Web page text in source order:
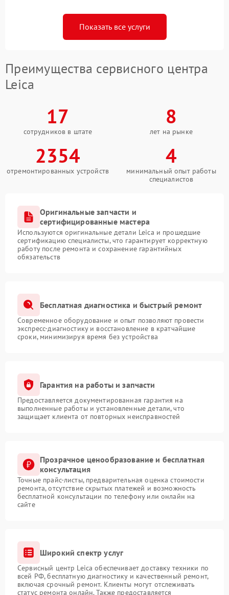
Показать все услуги
Преимущества сервисного центра
Leica
17
сотрудников в штате
8
лет на рынке
2354
отремонтированных устройств
4
минимальный опыт работы
специалистов
Оригинальные запчасти и
сертифицированные мастера
Используются оригинальные детали Leica и прошедшие
сертификацию специалисты, что гарантирует корректную
работу после ремонта и сохранение гарантийных
обязательств
Бесплатная диагностика и быстрый ремонт
Современное оборудование и опыт позволяют провести
экспресс-диагностику и восстановление в кратчайшие
сроки, минимизируя время без устройства
Гарантия на работы и запчасти
Предоставляется документированная гарантия на
выполненные работы и установленные детали, что
защищает клиента от повторных неисправностей
Прозрачное ценообразование и бесплатная
консультация
Точные прайс-листы, предварительная оценка стоимости
ремонта, отсутствие скрытых платежей и возможность
бесплатной консультации по телефону или онлайн на
сайте
Широкий спектр услуг
Сервисный центр Leica обеспечивает доставку техники по
всей РФ, бесплатную диагностику и качественный ремонт,
включая срочный ремонт. Клиенты могут отслеживать
статус ремонта онлайн. Также предоставляется